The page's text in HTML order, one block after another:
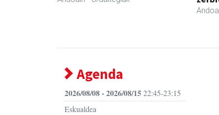
Agenda
2026/08/08 - 2026/08/1522:45-23:15
Eskualdea